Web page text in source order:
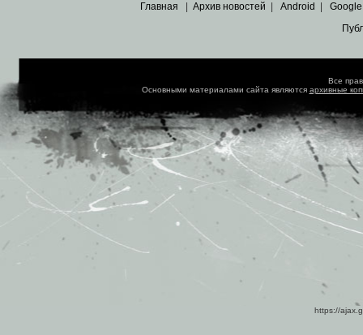
Главная Архив новостей Android Google
Все
Основными материалами сайта являются архивные
https://